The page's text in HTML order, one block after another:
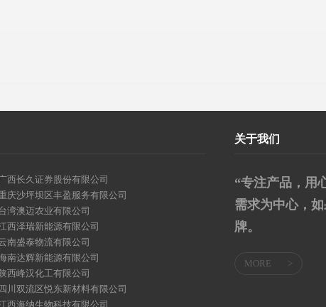
广西长久证券股份有限公司
庆沙坪坝区丰盈服务有限公司
湾澳迈农业有限公司
西泽瑞新能源有限公司
南盛泰物流有限公司
南达辉新能源有限公司
陕西峰汉化工有限公司
四川双流区悦东新材料有限公司
西海纳生物科技有限公司
关于我们
“专注产品，用
需求为中心，
牌。
MORE >